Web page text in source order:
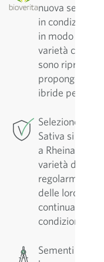
nuova
in condizioni
in modo
varietà
sono
propongono
ibride per i
Selezione di
Sativa si
a Rheinau. Al
varietà deve
regolarmente
delle loro
condizioni di
Sementi di